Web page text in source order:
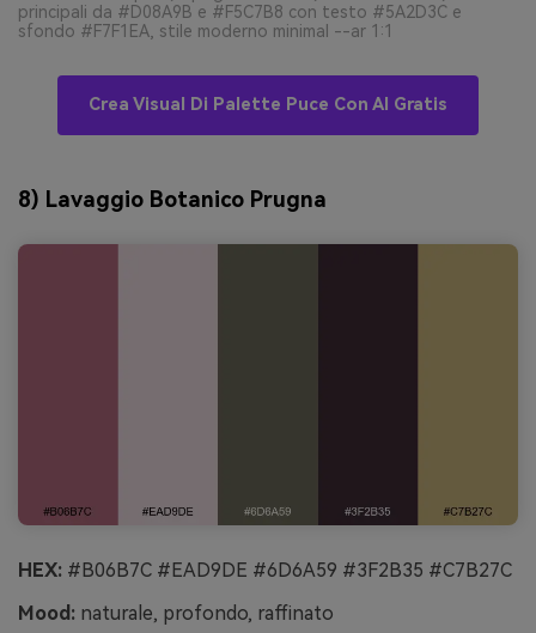
principali da #D08A9B e #F5C7B8 con testo #5A2D3C e
sfondo #F7F1EA, stile moderno minimal --ar 1:1
Crea Visual Di Palette Puce Con AI Gratis
8) Lavaggio Botanico Prugna
HEX: #B06B7C #EAD9DE #6D6A59 #3F2B35 #C7B27C
Mood: naturale, profondo, raffinato